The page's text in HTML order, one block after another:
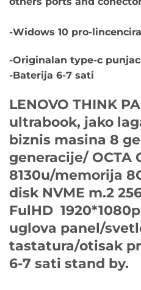
-Widows 10 pro-
-Originalan type-c punjac
-Baterija 6-7 sati
LENOVO THINK
ultrabook, jako
biznis masina 8
generacije/ OCTA
8130u/memorija
disk NVME m.2
FulHD
uglova panel/
tastatura/otisak
6-7 sati stand by.